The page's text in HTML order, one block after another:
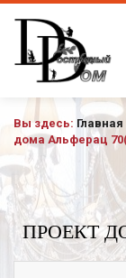
Вы здесь: Главная
дома Альферац
ПРОЕКТ